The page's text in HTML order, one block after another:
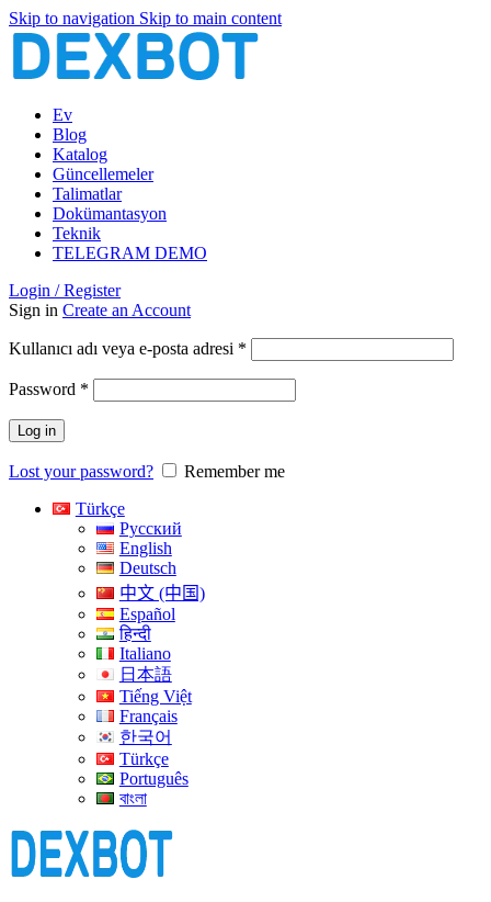
Skip to navigation Skip to main content
Ev
Blog
Katalog
Güncellemeler
Talimatlar
Dokümantasyon
Teknik
TELEGRAM DEMO
Login / Register
Sign in Create an Account
Kullanıcı adı veya e-posta adresi *
Password *
Log in
Lost your password?
Remember me
Türkçe
Русский
English
Deutsch
中文 (中国)
Español
हिन्दी
Italiano
日本語
Tiếng Việt
Français
한국어
Türkçe
Português
বাংলা